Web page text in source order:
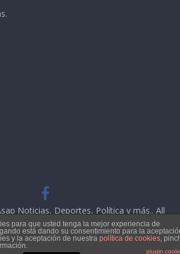
Noticias, Deportes, Política y más.. All
rights reserved.
byThemeGrill . Powered byWordPress.
para que usted tenga la mejor experiencia de
está dando su consentimiento para la
y la aceptación de nuestra política de cookies,
plugin